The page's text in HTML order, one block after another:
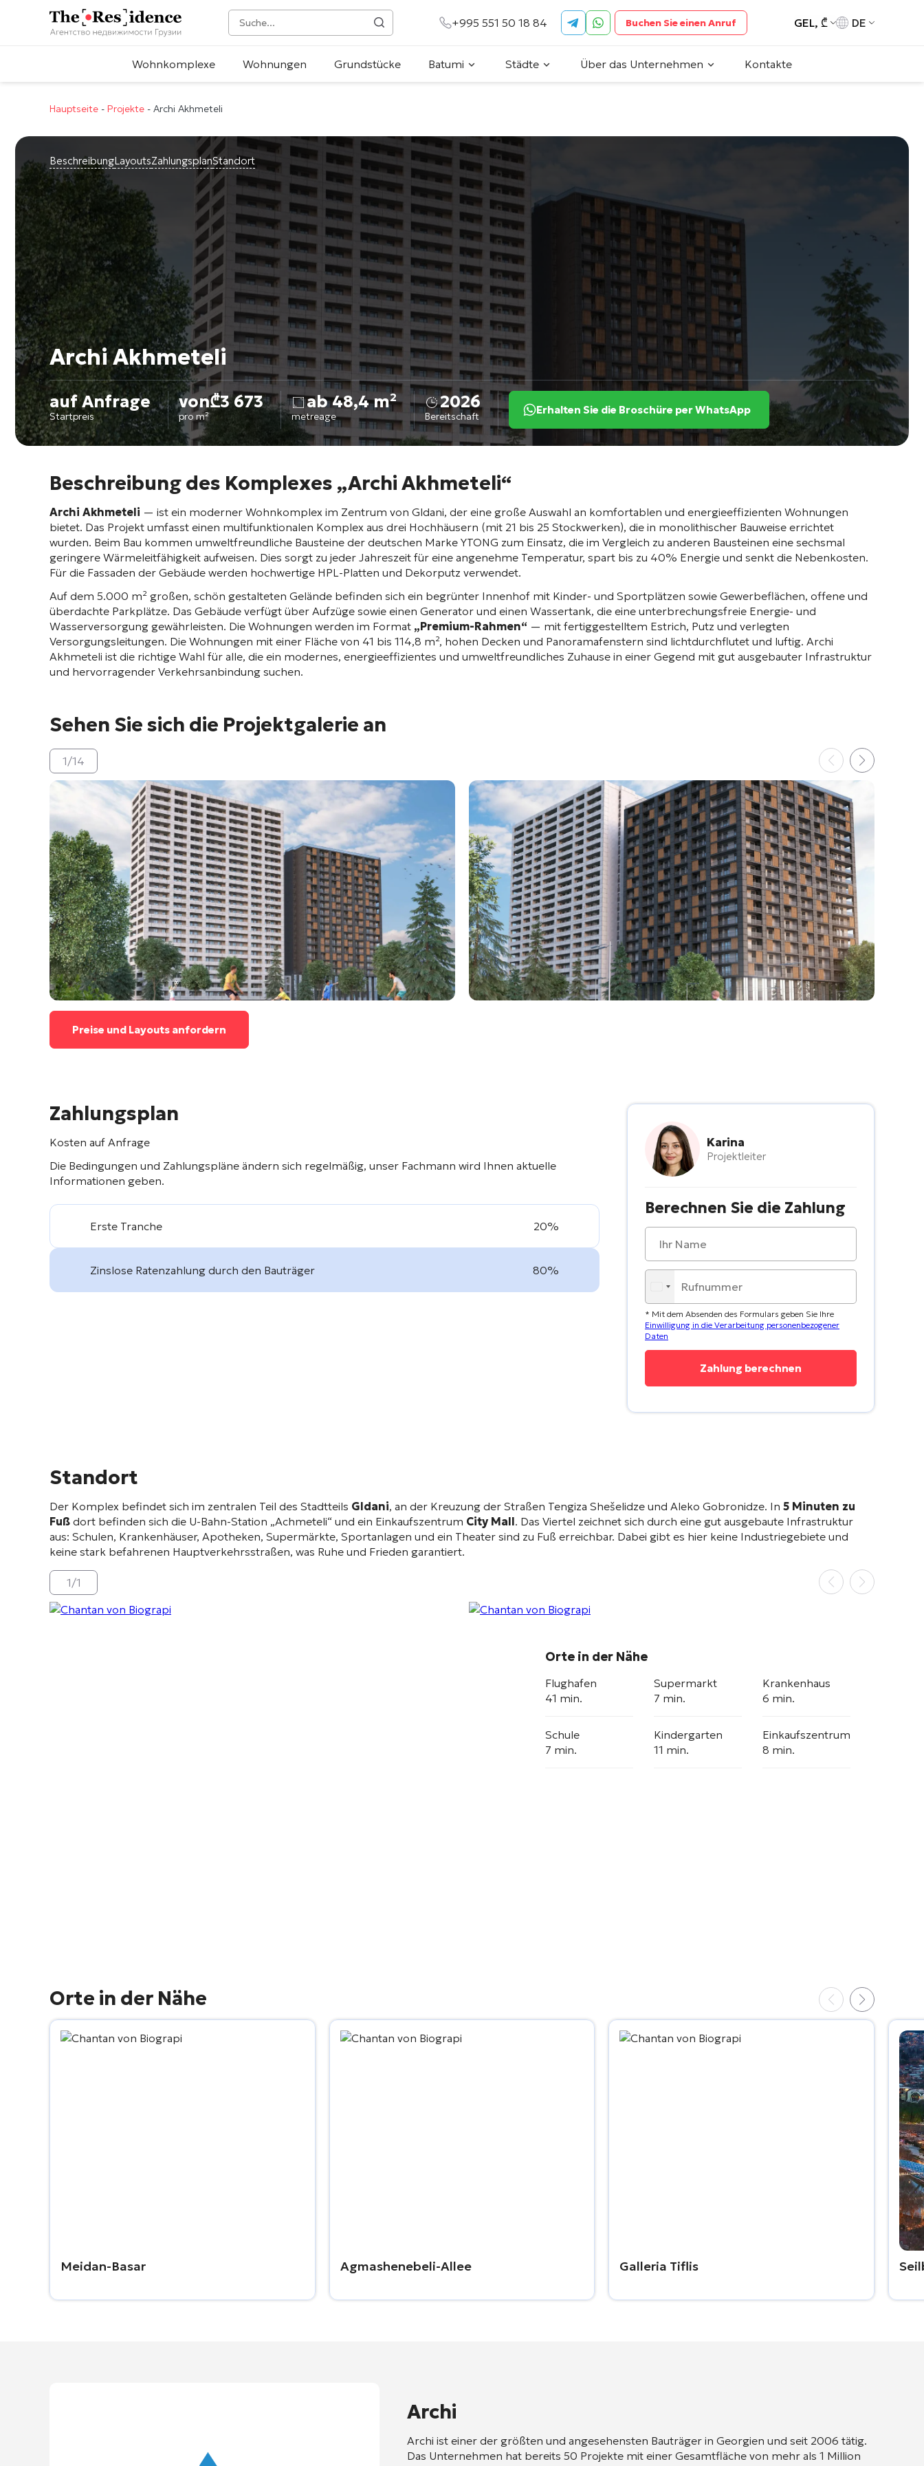
+995 551 50 18 84 Buchen Sie einen Anruf GEL, ₾ DE
Wohnkomplexe Wohnungen Grundstücke Batumi Städte Über das Unternehmen Kontakte
Hauptseite - Projekte - Archi Akhmeteli
BeschreibungLayoutsZahlungsplanStandort
Archi Akhmeteli
auf Anfrage
Startpreis
von₾3 673
pro m²
ab 48,4 m²
metreage
2026
Bereitschaft Erhalten Sie die Broschüre per WhatsApp
Beschreibung des Komplexes „Archi Akhmeteli“
Archi Akhmeteli — ist ein moderner Wohnkomplex im Zentrum von Gldani, der eine große Auswahl an komfortablen und energieeffizienten Wohnungen
bietet. Das Projekt umfasst einen multifunktionalen Komplex aus drei Hochhäusern (mit 21 bis 25 Stockwerken), die in monolithischer Bauweise errichtet
wurden. Beim Bau kommen umweltfreundliche Bausteine der deutschen Marke YTONG zum Einsatz, die im Vergleich zu anderen Bausteinen eine sechsmal
geringere Wärmeleitfähigkeit aufweisen. Dies sorgt zu jeder Jahreszeit für eine angenehme Temperatur, spart bis zu 40% Energie und senkt die Nebenkosten.
Für die Fassaden der Gebäude werden hochwertige HPL-Platten und Dekorputz verwendet.
Auf dem 5.000 m² großen, schön gestalteten Gelände befinden sich ein begrünter Innenhof mit Kinder- und Sportplätzen sowie Gewerbeflächen, offene und
überdachte Parkplätze. Das Gebäude verfügt über Aufzüge sowie einen Generator und einen Wassertank, die eine unterbrechungsfreie Energie- und
Wasserversorgung gewährleisten. Die Wohnungen werden im Format „Premium-Rahmen“ — mit fertiggestelltem Estrich, Putz und verlegten
Versorgungsleitungen. Die Wohnungen mit einer Fläche von 41 bis 114,8 m², hohen Decken und Panoramafenstern sind lichtdurchflutet und luftig. Archi
Akhmeteli ist die richtige Wahl für alle, die ein modernes, energieeffizientes und umweltfreundliches Zuhause in einer Gegend mit gut ausgebauter Infrastruktur
und hervorragender Verkehrsanbindung suchen.
Sehen Sie sich die Projektgalerie an
1/14
Preise und Layouts anfordern
Zahlungsplan
Kosten auf Anfrage
Die Bedingungen und Zahlungspläne ändern sich regelmäßig, unser Fachmann wird Ihnen aktuelle
Informationen geben.
Erste Tranche 20%
Zinslose Ratenzahlung durch den Bauträger 80%
Karina
Projektleiter
Berechnen Sie die Zahlung
* Mit dem Absenden des Formulars geben Sie Ihre
Einwilligung in die Verarbeitung personenbezogener
Daten
Standort
Der Komplex befindet sich im zentralen Teil des Stadtteils Gldani, an der Kreuzung der Straßen Tengiza Shešelidze und Aleko Gobronidze. In 5 Minuten zu
Fuß dort befinden sich die U-Bahn-Station „Achmeteli“ und ein Einkaufszentrum City Mall. Das Viertel zeichnet sich durch eine gut ausgebaute Infrastruktur
aus: Schulen, Krankenhäuser, Apotheken, Supermärkte, Sportanlagen und ein Theater sind zu Fuß erreichbar. Dabei gibt es hier keine Industriegebiete und
keine stark befahrenen Hauptverkehrsstraßen, was Ruhe und Frieden garantiert.
1/1
Orte in der Nähe
Flughafen
41 min.
Supermarkt
7 min.
Krankenhaus
6 min.
Schule
7 min.
Kindergarten
11 min.
Einkaufszentrum
8 min.
Orte in der Nähe
Meidan-Basar Agmashenebeli-Allee Galleria Tiflis
Archi
Archi ist einer der größten und angesehensten Bauträger in Georgien und seit 2006 tätig.
Das Unternehmen hat bereits 50 Projekte mit einer Gesamtfläche von mehr als 1 Million